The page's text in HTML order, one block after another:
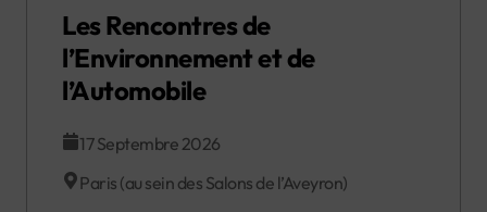
Les Rencontres de
l’Environnement et de
l’Automobile
17 Septembre 2026
Paris (au sein des Salons de l’Aveyron)